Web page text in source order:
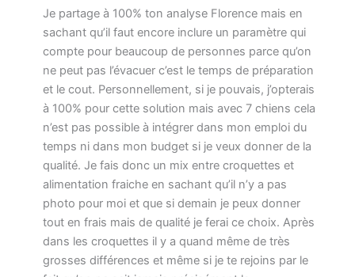
Je partage à 100% ton analyse Florence mais en
sachant qu’il faut encore inclure un paramètre qui
compte pour beaucoup de personnes parce qu’on
ne peut pas l’évacuer c’est le temps de préparation
et le cout. Personnellement, si je pouvais, j’opterais
à 100% pour cette solution mais avec 7 chiens cela
n’est pas possible à intégrer dans mon emploi du
temps ni dans mon budget si je veux donner de la
qualité. Je fais donc un mix entre croquettes et
alimentation fraiche en sachant qu’il n’y a pas
photo pour moi et que si demain je peux donner
tout en frais mais de qualité je ferai ce choix. Après
dans les croquettes il y a quand même de très
grosses différences et même si je te rejoins par le